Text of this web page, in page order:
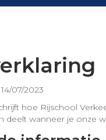
07/2023
hoe Rijschool
deelt wanneer je onze